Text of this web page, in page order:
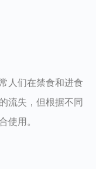
人们在禁食和进食
流失，但根据不同
使用。